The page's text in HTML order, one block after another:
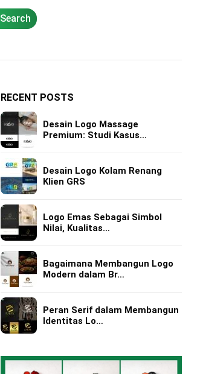
Search
RECENT POSTS
Desain Logo Massage
Premium: Studi Kasus…
Desain Logo Kolam Renang
Klien GRS
Logo Emas Sebagai Simbol
Nilai, Kualitas…
Bagaimana Membangun Logo
Modern dalam Br…
Peran Serif dalam Membangun
Identitas Lo…